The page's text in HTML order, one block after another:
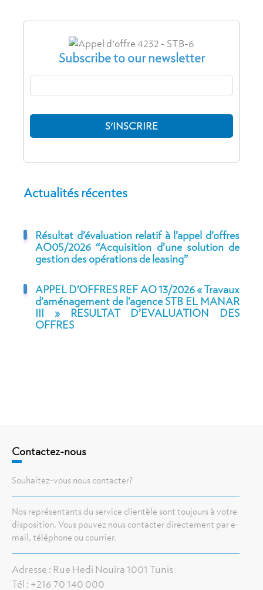
Subscribe to our newsletter
Actualités récentes
Résultat d’évaluation relatif à l’appel d’offres
AO05/2026 “Acquisition d’une solution de
gestion des opérations de leasing”
APPEL D’OFFRES REF AO 13/2026 « Travaux
d’aménagement de l’agence STB EL MANAR
III » RESULTAT D’EVALUATION DES
OFFRES
Contactez-nous
Souhaitez-vous nous contacter?
Nos représentants du service clientèle sont toujours à votre
disposition. Vous pouvez nous contacter directement par e-
mail, téléphone ou courrier.
Adresse : Rue Hedi Nouira 1001 Tunis
Tél : +216 70 140 000